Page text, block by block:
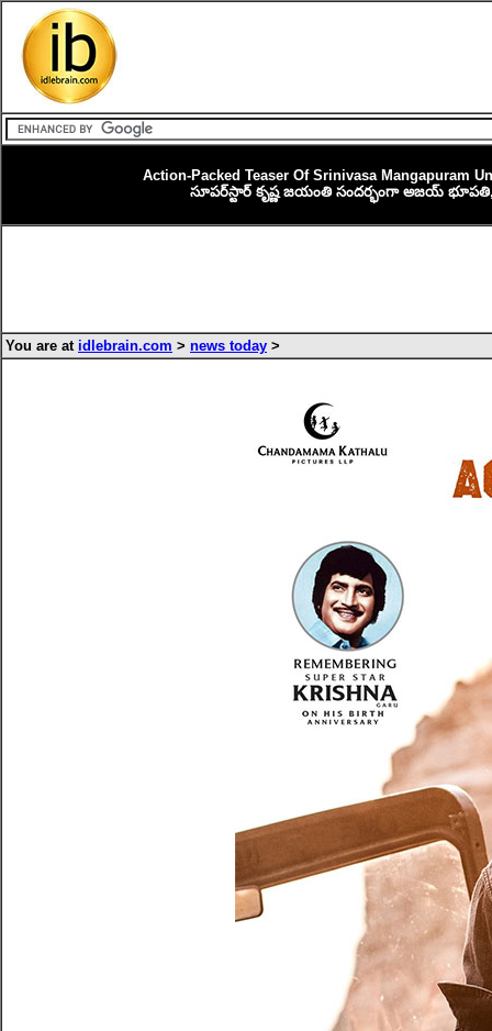
Action-Packed Teaser Of Srinivasa Mangapuram
సూపర్‌స్టార్ కృష్ణ జయంతి సందర్భంగా అజయ్
You are at idlebrain.com > news today >